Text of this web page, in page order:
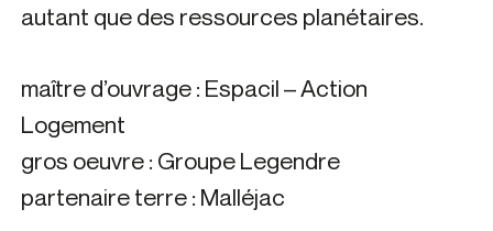
autant que des ressources planétaires.
maître d’ouvrage : Espacil – Action
Logement
gros oeuvre : Groupe Legendre
partenaire terre : Malléjac